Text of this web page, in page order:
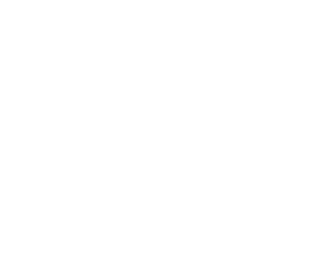
ein Feuer auf unserer Wiese Löschen fahren —